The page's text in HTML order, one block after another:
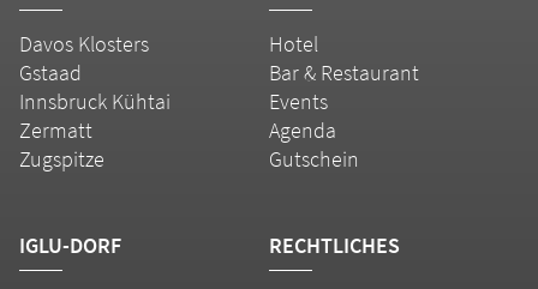
Davos Klosters
Gstaad
Innsbruck Kühtai
Zermatt
Zugspitze
Hotel
Bar & Restaurant
Events
Agenda
Gutschein
IGLU-DORF RECHTLICHES